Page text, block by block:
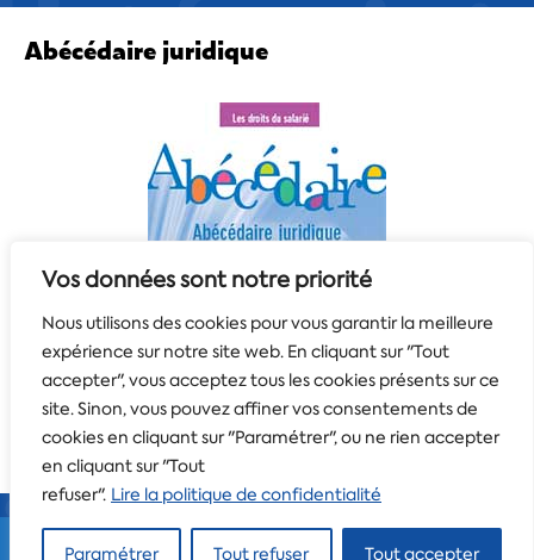
Vos données sont notre priorité
Nous utilisons des cookies pour vous garantir la meilleure
expérience sur notre site web. En cliquant sur "Tout
accepter", vous acceptez tous les cookies présents sur ce
site. Sinon, vous pouvez affiner vos consentements de
cookies en cliquant sur "Paramétrer", ou ne rien accepter
en cliquant sur "Tout
refuser". Lire la politique de confidentialité
Paramétrer Tout refuser Tout accepter
Abécédaire juridique
Tous droits réservés CFTC-CSFV © - 2026 -Mentions